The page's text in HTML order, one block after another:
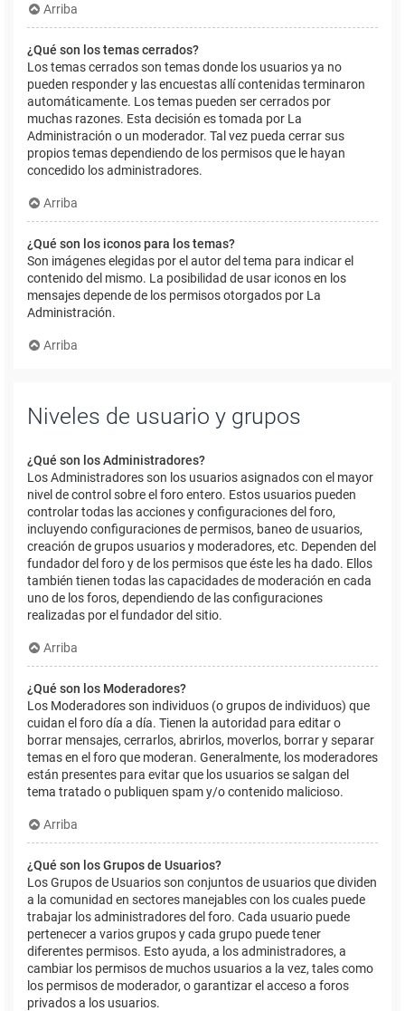
Arriba
¿Qué son los temas cerrados?
Los temas cerrados son temas donde los usuarios ya no
pueden responder y las encuestas allí contenidas terminaron
automáticamente. Los temas pueden ser cerrados por
muchas razones. Esta decisión es tomada por La
Administración o un moderador. Tal vez pueda cerrar sus
propios temas dependiendo de los permisos que le hayan
concedido los administradores.
Arriba
¿Qué son los iconos para los temas?
Son imágenes elegidas por el autor del tema para indicar el
contenido del mismo. La posibilidad de usar iconos en los
mensajes depende de los permisos otorgados por La
Administración.
Arriba
Niveles de usuario y grupos
¿Qué son los Administradores?
Los Administradores son los usuarios asignados con el mayor
nivel de control sobre el foro entero. Estos usuarios pueden
controlar todas las acciones y configuraciones del foro,
incluyendo configuraciones de permisos, baneo de usuarios,
creación de grupos usuarios y moderadores, etc. Dependen del
fundador del foro y de los permisos que éste les ha dado. Ellos
también tienen todas las capacidades de moderación en cada
uno de los foros, dependiendo de las configuraciones
realizadas por el fundador del sitio.
Arriba
¿Qué son los Moderadores?
Los Moderadores son individuos (o grupos de individuos) que
cuidan el foro día a día. Tienen la autoridad para editar o
borrar mensajes, cerrarlos, abrirlos, moverlos, borrar y separar
temas en el foro que moderan. Generalmente, los moderadores
están presentes para evitar que los usuarios se salgan del
tema tratado o publiquen spam y/o contenido malicioso.
Arriba
¿Qué son los Grupos de Usuarios?
Los Grupos de Usuarios son conjuntos de usuarios que dividen
a la comunidad en sectores manejables con los cuales puede
trabajar los administradores del foro. Cada usuario puede
pertenecer a varios grupos y cada grupo puede tener
diferentes permisos. Esto ayuda, a los administradores, a
cambiar los permisos de muchos usuarios a la vez, tales como
los permisos de moderador, o garantizar el acceso a foros
privados a los usuarios.